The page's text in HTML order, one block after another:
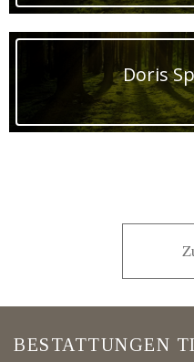
Doris
BESTATTUNGEN